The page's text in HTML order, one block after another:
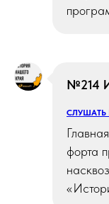
№214
СЛУШАТЬ
форта